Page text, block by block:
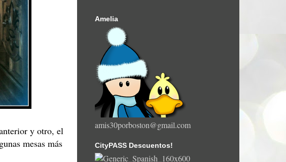
y otro, el
mesas más
Amelia
amis30porboston@gmail.com
CityPASS Descuentos!